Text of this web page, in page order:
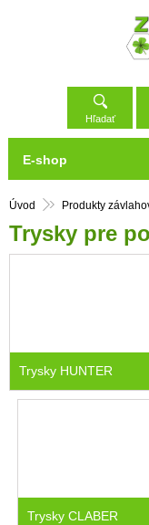
Hľadať
Úvod Produkty
Trysky pre
Trysky HUNTER
Trysky CLABER
E-shop